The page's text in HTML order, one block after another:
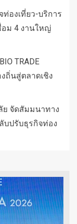
องเที่ยว-บริการ
อม 4 งานใหญ่
TRADE
ถิ่นสู่ตลาดเชิง
จัดสัมมนาทาง
บปรับธุรกิจท่อง